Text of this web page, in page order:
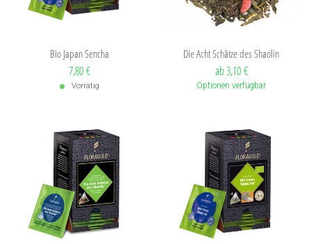
Bio Japan Sencha
Verkaufspreis: 7,80 €
7,80 €
Vorrätig
Die Acht Schätze des Shaolin
ab 3,10 €
Optionen verfügbar